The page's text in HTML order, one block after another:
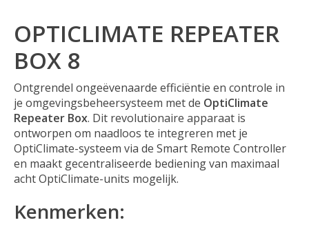
OPTICLIMATE REPEATER
BOX 8
Ontgrendel ongeëvenaarde efficiëntie en controle in
je omgevingsbeheersysteem met de OptiClimate
Repeater Box. Dit revolutionaire apparaat is
ontworpen om naadloos te integreren met je
OptiClimate-systeem via de Smart Remote Controller
en maakt gecentraliseerde bediening van maximaal
acht OptiClimate-units mogelijk.
Kenmerken: